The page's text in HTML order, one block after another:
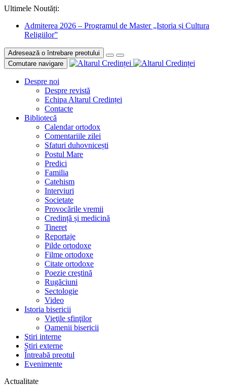
Ultimele Noutăți:
Admiterea 2026 – Programul de Master „Istoria și Cultura
Religiilor”
Adresează o întrebare preotului
Comutare navigare
Despre noi
Despre revistă
Echipa Altarul Credinței
Contacte
Bibliotecă
Calendar ortodox
Comentariile zilei
Sfaturi duhovnicești
Postul Mare
Predici
Familia
Catehism
Interviuri
Societate
Provocările vremii
Credință și medicină
Tineret
Reportaje
Pilde ortodoxe
Filme ortodoxe
Citate ortodoxe
Poezie creştină
Rugăciuni
Sectologie
Video
Istoria bisericii
Vieţile sfinţilor
Oamenii bisericii
Ştiri interne
Știri externe
Întreabă preotul
Evenimente
Actualitate